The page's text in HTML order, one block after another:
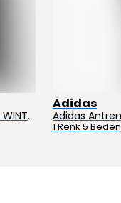
Adidas Antrenman Mont TIRO24 WINT JKT IJ7388
Adidas
1 Renk 5 Beden